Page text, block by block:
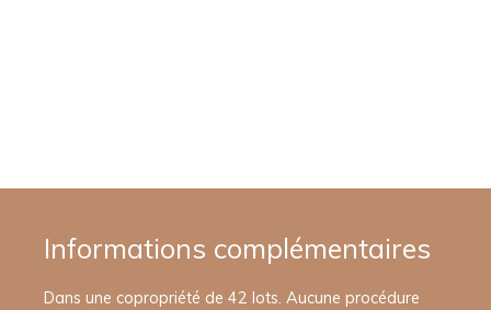
Informations complémentaires
Dans une copropriété de 42 lots. Aucune procédure